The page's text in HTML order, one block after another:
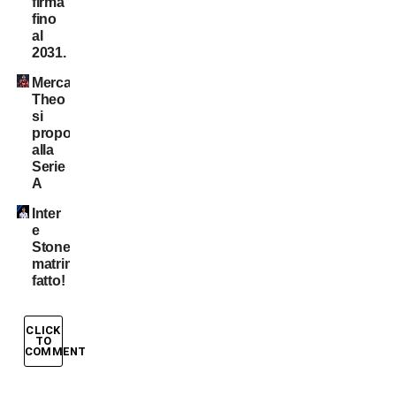
fino
al
2031.
Mercato:
Theo
si
propone
alla
Serie
A
Inter
e
Stones:
matrimonio
fatto!
CLICK
TO
COMMENT